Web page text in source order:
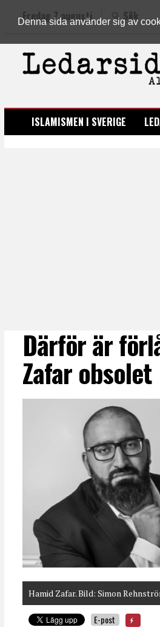
Denna sida använder sig av
Fredag 7 augusti Sök
LEDARSIDORNA.SE
ISLAMISMEN I SVERIGE
Därför är
Zafar obsolet
Hamid Zafar. Bild: Simon
E-post